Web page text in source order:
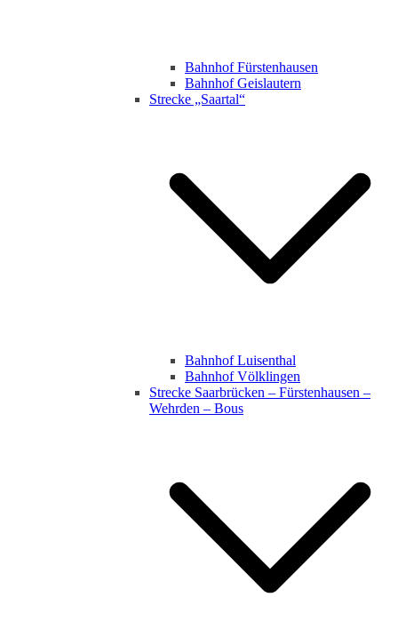
Bahnhof Fürstenhausen
Bahnhof Geislautern
Strecke „Saartal“
Bahnhof Luisenthal
Bahnhof Völklingen
Strecke Saarbrücken – Fürstenhausen –
Wehrden – Bous